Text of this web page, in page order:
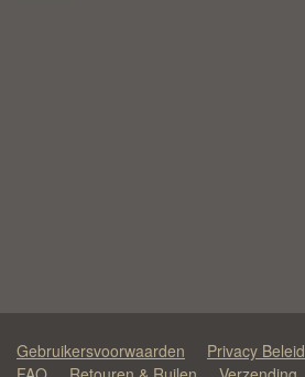
Gebruikersvoorwaarden Privacy Beleid